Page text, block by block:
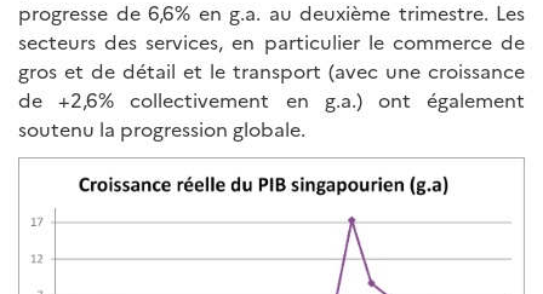
progresse de 6,6% en g.a. au deuxième trimestre. Les
secteurs des services, en particulier le commerce de
gros et de détail et le transport (avec une croissance
de +2,6% collectivement en g.a.) ont également
soutenu la progression globale.